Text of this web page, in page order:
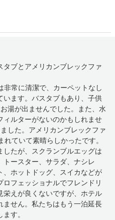
ブとアメリカンブレックファ
常に清潔で、カーペットなし
ます。バスタブもあり、子供
湯が出ませんでした。また、水
ルターがないのかもしれませ
した。アメリカンブレックファ
ていて素晴らしかったです。
たが、スクランブルエッグは
ースター、サラダ、ナシレ
ホットドッグ、スイカなどが
フェッショナルでフレンドリ
えが良くないですが、ホテル
せん。私たちはもう一泊延長
す。